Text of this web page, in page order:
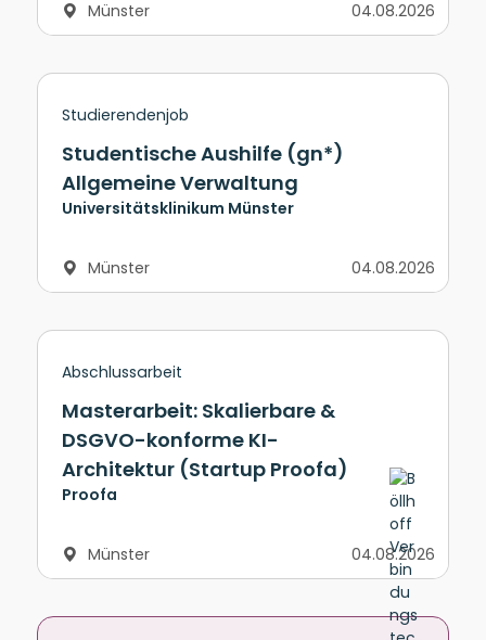
Münster 04.08.2026
Studierendenjob
Studentische Aushilfe (gn*)
Allgemeine Verwaltung
Universitätsklinikum Münster
Münster 04.08.2026
Abschlussarbeit
Masterarbeit: Skalierbare &
DSGVO-konforme KI-
Architektur (Startup Proofa)
Proofa
Münster 04.08.2026